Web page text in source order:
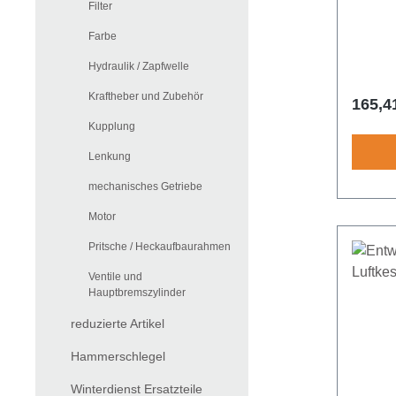
Filter
Farbe
Hydraulik / Zapfwelle
Kraftheber und Zubehör
Kupplung
Lenkung
mechanisches Getriebe
Motor
Pritsche / Heckaufbaurahmen
Ventile und
Hauptbremszylinder
reduzierte Artikel
Hammerschlegel
Winterdienst Ersatzteile